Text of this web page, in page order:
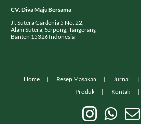
CV. Diva Maju Bersama
Jl. Sutera Gardenia 5 No. 22,
Alam Sutera, Serpong, Tangerang
Banten 15326 Indonesia
Home Resep Masakan Jurnal
Produk
Kontak